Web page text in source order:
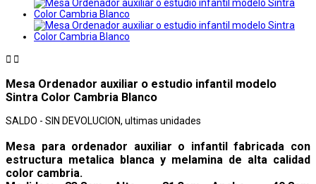
 
Mesa Ordenador auxiliar o estudio infantil modelo
Sintra Color Cambria Blanco
SALDO - SIN DEVOLUCION, ultimas unidades
Mesa para ordenador auxiliar o infantil fabricada con
estructura metalica blanca y melamina de alta calidad
color cambria.